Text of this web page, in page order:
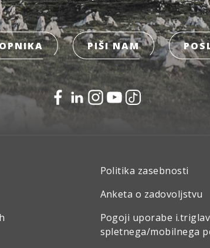
PIŠI NAM
Politika zasebnosti
Anketa o zadovoljstvu
Pogoji uporabe
spletnega/mobilnega